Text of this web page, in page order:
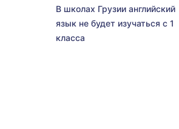
В школах Грузии английский
язык не будет изучаться с 1
класса